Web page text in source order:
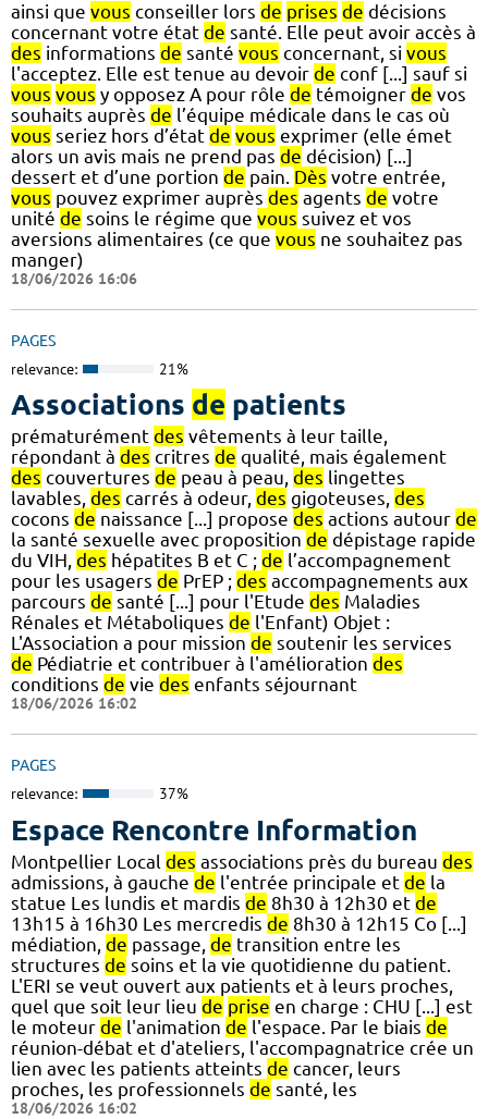
ainsi que vous conseiller lors de prises de décisions
concernant votre état de santé. Elle peut avoir accès à
des informations de santé vous concernant, si vous
l'acceptez. Elle est tenue au devoir de conf [...] sauf si
vous vous y opposez A pour rôle de témoigner de vos
souhaits auprès de l’équipe médicale dans le cas où
vous seriez hors d’état de vous exprimer (elle émet
alors un avis mais ne prend pas de décision) [...]
dessert et d’une portion de pain. Dès votre entrée,
vous pouvez exprimer auprès des agents de votre
unité de soins le régime que vous suivez et vos
aversions alimentaires (ce que vous ne souhaitez pas
manger)
18/06/2026 16:06
PAGES
relevance: 21%
Associations de patients
prématurément des vêtements à leur taille,
répondant à des critres de qualité, mais également
des couvertures de peau à peau, des lingettes
lavables, des carrés à odeur, des gigoteuses, des
cocons de naissance [...] propose des actions autour de
la santé sexuelle avec proposition de dépistage rapide
du VIH, des hépatites B et C ; de l’accompagnement
pour les usagers de PrEP ; des accompagnements aux
parcours de santé [...] pour l'Etude des Maladies
Rénales et Métaboliques de l'Enfant) Objet :
L'Association a pour mission de soutenir les services
de Pédiatrie et contribuer à l'amélioration des
conditions de vie des enfants séjournant
18/06/2026 16:02
PAGES
relevance: 37%
Espace Rencontre Information
Montpellier Local des associations près du bureau des
admissions, à gauche de l'entrée principale et de la
statue Les lundis et mardis de 8h30 à 12h30 et de
13h15 à 16h30 Les mercredis de 8h30 à 12h15 Co [...]
médiation, de passage, de transition entre les
structures de soins et la vie quotidienne du patient.
L'ERI se veut ouvert aux patients et à leurs proches,
quel que soit leur lieu de prise en charge : CHU [...] est
le moteur de l'animation de l'espace. Par le biais de
réunion-débat et d'ateliers, l'accompagnatrice crée un
lien avec les patients atteints de cancer, leurs
proches, les professionnels de santé, les
18/06/2026 16:02